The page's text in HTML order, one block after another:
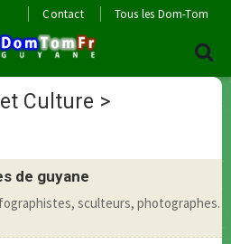
Contact Tous les Dom-Tom
Culture >
de guyane
sculteurs, photographes.